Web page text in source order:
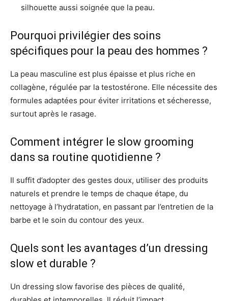
silhouette aussi soignée que la peau.
Pourquoi privilégier des soins
spécifiques pour la peau des hommes ?
La peau masculine est plus épaisse et plus riche en
collagène, régulée par la testostérone. Elle nécessite des
formules adaptées pour éviter irritations et sécheresse,
surtout après le rasage.
Comment intégrer le slow grooming
dans sa routine quotidienne ?
Il suffit d’adopter des gestes doux, utiliser des produits
naturels et prendre le temps de chaque étape, du
nettoyage à l’hydratation, en passant par l’entretien de la
barbe et le soin du contour des yeux.
Quels sont les avantages d’un dressing
slow et durable ?
Un dressing slow favorise des pièces de qualité,